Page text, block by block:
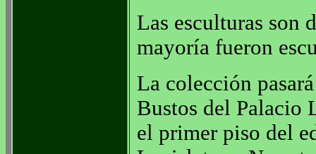
Las esculturas son
mayoría fueron
La colección
Bustos del Palacio
el primer piso del